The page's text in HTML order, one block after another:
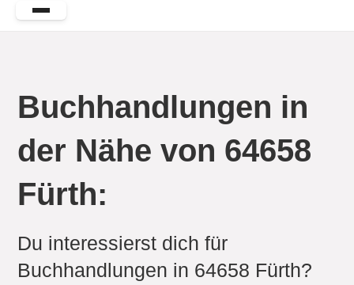
Buchhandlungen in
der Nähe von 64658
Fürth:
Du interessierst dich für
Buchhandlungen in 64658 Fürth?